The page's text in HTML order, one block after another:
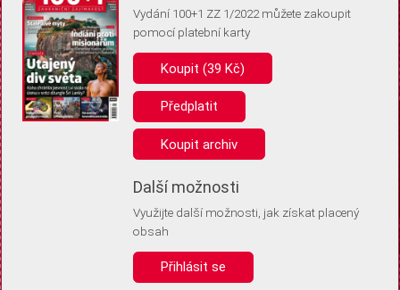
Pro základní fungování webu nepotřebujeme ukládat žádné informace
(tzv. cookies apod.). Rádi bychom vás ale požádali o souhlas s
uložením volitelných informací:
Anonymní unikátní ID
Díky němu příště poznáme, že se jedná o stejné zařízení, a
Identifikátor je zcela anonymní.
Vaše souhlasy a odmítnutí si ukládáme do vašeho zařízení, abychom se
vás už příště znovu neptali. Můžete je kdykoli později upravit ve Správě
Vydání 100+1 ZZ 1/2022 můžete zakoupit
pomocí platební karty
Koupit (39 Kč)
Předplatit
Koupit archiv
Další možnosti
Využijte další možnosti, jak získat placený
obsah
Přihlásit se